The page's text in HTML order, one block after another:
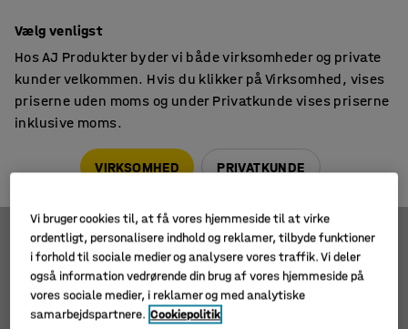
Lavprofil palleløftere
Filtre Sortér
1 produkter
Vælg venligst
Hos AJ Produkter byder vi både virksomheder og private
kunder velkommen. Hvis du klikker på Virksomhed, vises
priserne uden moms og under Privatkunde vises priserne
inklusive moms.
VIRKSOMHED PRIVATKUNDE
Vi bruger cookies til, at få vores hjemmeside til at virke
ordentligt, personalisere indhold og reklamer, tilbyde funktioner
i forhold til sociale medier og analysere vores traffik. Vi deler
også information vedrørende din brug af vores hjemmeside på
vores sociale medier, i reklamer og med analytiske
samarbejdspartnere. Cookiepolitik